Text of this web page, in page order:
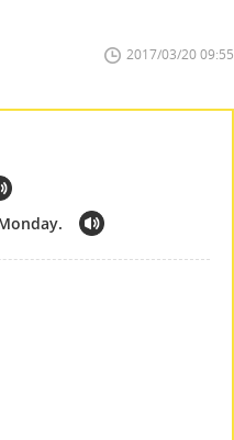
2017/03/20 09:55